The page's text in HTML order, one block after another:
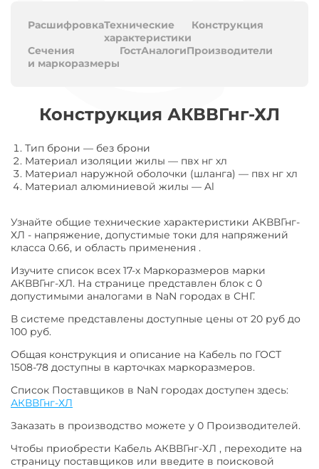
РасшифровкаТехнические
характеристики
Конструкция
Сечения
и маркоразмеры
ГостАналогиПроизводители
Конструкция АКВВГнг-ХЛ
Тип брони — без брони
Материал изоляции жилы — пвх нг хл
Материал наружной оболочки (шланга) — пвх нг хл
Материал алюминиевой жилы — Al
Узнайте общие технические характеристики АКВВГнг-
ХЛ - напряжение, допустимые токи для напряжений
класса 0.66, и область применения .
Изучите список всех 17-х Маркоразмеров марки
АКВВГнг-ХЛ. На странице представлен блок с 0
допустимыми аналогами в NaN городах в СНГ.
В системе представлены доступные цены от 20 руб до
100 руб.
Общая конструкция и описание на Кабель по ГОСТ
1508-78 доступны в карточках маркоразмеров.
Список Поставщиков в NaN городах доступен здесь:
АКВВГнг-ХЛ
Заказать в производство можете у 0 Производителей.
Чтобы приобрести Кабель АКВВГнг-ХЛ , переходите на
страницу поставщиков или введите в поисковой